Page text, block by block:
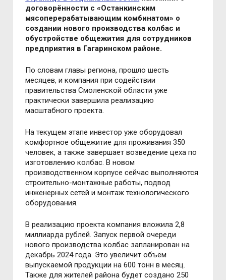
договорённости с «Останкинским
мясоперерабатывающим комбинатом» о
создании нового производства колбас и
обустройстве общежития для сотрудников
предприятия в Гагаринском районе.
По словам главы региона, прошло шесть
месяцев, и компания при содействии
правительства Смоленской области уже
практически завершила реализацию
масштабного проекта.
На текущем этапе инвестор уже оборудовал
комфортное общежитие для проживания 350
человек, а также завершает возведение цеха по
изготовлению колбас. В новом
производственном корпусе сейчас выполняются
строительно-монтажные работы, подвод
инженерных сетей и монтаж технологического
оборудования.
В реализацию проекта компания вложила 2,8
миллиарда рублей. Запуск первой очереди
нового производства колбас запланирован на
декабрь 2024 года. Это увеличит объём
выпускаемой продукции на 600 тонн в месяц.
Также для жителей района будет создано 250